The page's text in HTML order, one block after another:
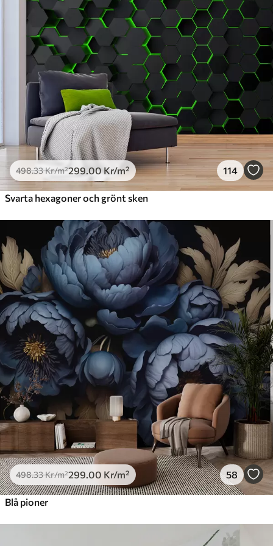
.67379 .00Kr /m²
Premiumvinyl
725.00 435.00Kr
Peel and Stick
900.00540.00Kr/m²
498.33Kr/m²299 .00 Kr/m² 114
Svarta hexagoner och grönt sken
498.33Kr/m²299 .00 Kr/m² 58
Blå pioner